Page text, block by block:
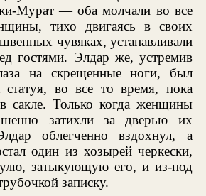
Мурат — оба молчали во все
тихо двигаясь в своих
чувяках, устанавливали
гостями. Элдар же, устремив
на скрещенные ноги, был
статуя, во все то время, пока
Только когда женщины
затихли за дверью их
облегченно вздохнул, а
один из хозырей черкески,
затыкующую его, и из-под
записку.